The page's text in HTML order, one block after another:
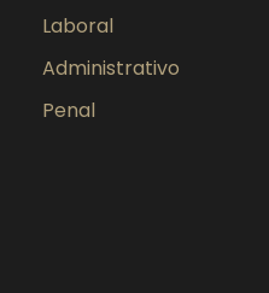
Laboral
Administrativo
Penal